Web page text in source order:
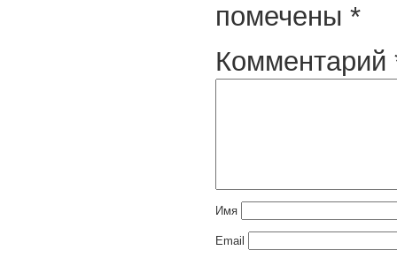
помечены *
Комментарий
Имя
Email